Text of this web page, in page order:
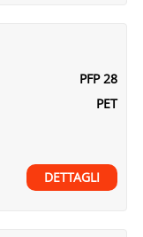
PFP 28
PET
DETTAGLI